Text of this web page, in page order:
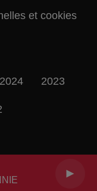
et cookies
2024 2023